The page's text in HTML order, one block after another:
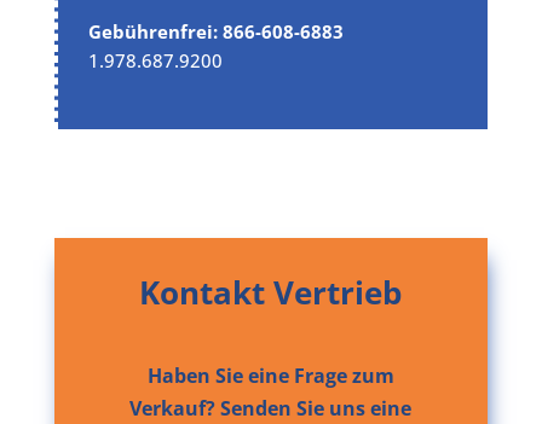
Gebührenfrei: 866-608-6883
1.978.687.9200
Kontakt Vertrieb
Haben Sie eine Frage zum
Verkauf? Senden Sie uns eine